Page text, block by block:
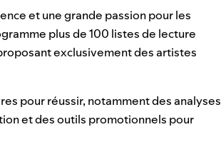
et une grande passion pour les
plus de 100 listes de lecture
exclusivement des artistes
pour réussir, notamment des analyses
et des outils promotionnels pour